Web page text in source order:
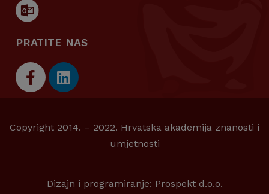
PRATITE NAS
Copyright 2014. – 2022. Hrvatska akademija znanosti i
umjetnosti
Dizajn i programiranje: Prospekt d.o.o.